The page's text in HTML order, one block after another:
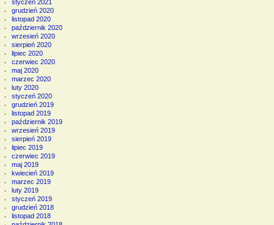
styczeń 2021
grudzień 2020
listopad 2020
październik 2020
wrzesień 2020
sierpień 2020
lipiec 2020
czerwiec 2020
maj 2020
marzec 2020
luty 2020
styczeń 2020
grudzień 2019
listopad 2019
październik 2019
wrzesień 2019
sierpień 2019
lipiec 2019
czerwiec 2019
maj 2019
kwiecień 2019
marzec 2019
luty 2019
styczeń 2019
grudzień 2018
listopad 2018